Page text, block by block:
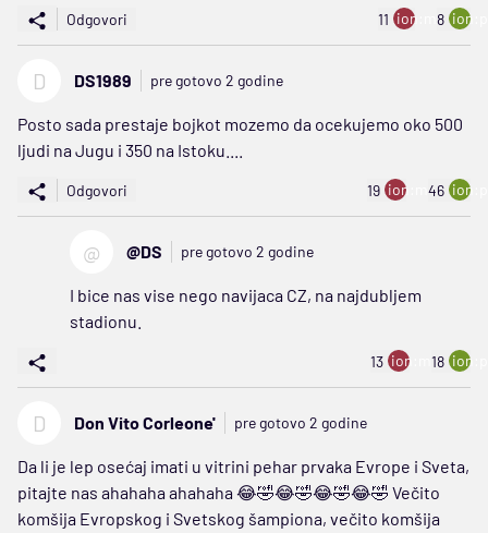
Odgovori 11 ion:minus
8
D DS1989 pre gotovo 2 godine
Posto sada prestaje bojkot mozemo da ocekujemo oko 500
ljudi na Jugu i 350 na Istoku....
Odgovori 19 ion:minus
46
@ @DS pre gotovo 2 godine
I bice nas vise nego navijaca CZ, na najdubljem
stadionu.
13 ion:minus
18
D Don Vito Corleone' pre gotovo 2 godine
Da li je lep osećaj imati u vitrini pehar prvaka Evrope i Sveta,
pitajte nas ahahaha ahahaha 😂🤣😂🤣😂🤣😂🤣 Večito
komšija Evropskog i Svetskog šampiona, večito komšija